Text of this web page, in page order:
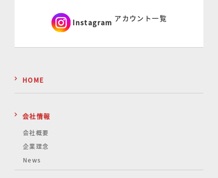
Instagram アカウント一覧
HOME
会社情報
会社概要
企業理念
News